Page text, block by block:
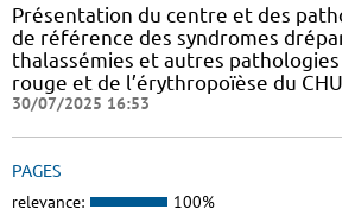
Présentation du centre et des
de référence des syndromes
thalassémies et autres
rouge et de l’érythropoïèse du
30/07/2025 16:53
PAGES
relevance: 100%